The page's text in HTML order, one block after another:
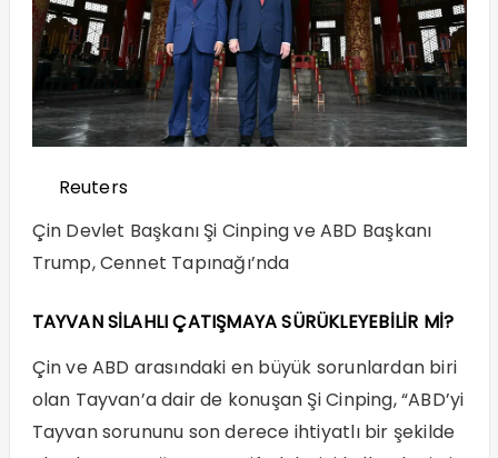
Reuters
Çin Devlet Başkanı Şi Cinping ve ABD Başkanı
Trump, Cennet Tapınağı’nda
TAYVAN SİLAHLI ÇATIŞMAYA SÜRÜKLEYEBİLİR Mİ?
Çin ve ABD arasındaki en büyük sorunlardan biri
olan Tayvan’a dair de konuşan Şi Cinping, “ABD’yi
Tayvan sorununu son derece ihtiyatlı bir şekilde